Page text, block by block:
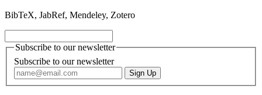
BibTeX, JabRef, Mendeley, Zotero
Subscribe to our newsletter
Subscribe to our newsletter